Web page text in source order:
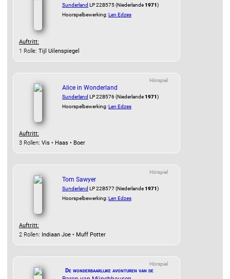
Sunderland LP 22B575 (Niederlande1971)
Hoorspelbewerking:Len Edzes
Auftritt:
1 Rolle: Tijl Uilenspiegel
Hörspiel
Alice in Wonderland
Sunderland LP 22B576 (Niederlande1971)
Hoorspelbewerking:Len Edzes
Auftritt:
3 Rollen: Vis • Haas • Boer
Hörspiel
Tom Sawyer
Sunderland LP 22B577 (Niederlande1971)
Hoorspelbewerking:Len Edzes
Auftritt:
2 Rollen: Indiaan Joe • Muff Potter
Hörspiel
De wonderbaarlijke avonturen van de